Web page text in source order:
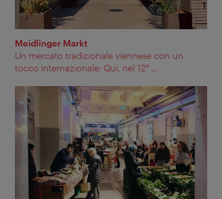
Meidlinger Markt
Un mercato tradizionale viennese con un
tocco internazionale: Qui, nel 12° ...